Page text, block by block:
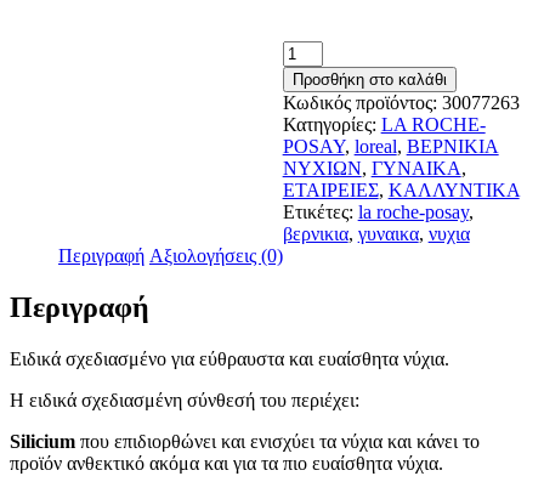
La
Roche
Posay
Toleriane
Silicium
Nail
Polish
02
Rose
6ml
ποσότητα
Προσθήκη στο καλάθι
Κωδικός προϊόντος: 30077263
Κατηγορίες: LA ROCHE-
POSAY, loreal, ΒΕΡΝΙΚΙΑ
ΝΥΧΙΩΝ, ΓΥΝΑΙΚΑ,
ΕΤΑΙΡΕΙΕΣ, ΚΑΛΛΥΝΤΙΚΑ
Ετικέτες: la roche-posay,
βερνικια, γυναικα, νυχια
Περιγραφή Αξιολογήσεις (0)
Περιγραφή
Ειδικά σχεδιασμένο για εύθραυστα και ευαίσθητα νύχια.
Η ειδικά σχεδιασμένη σύνθεσή του περιέχει:
Silicium που επιδιορθώνει και ενισχύει τα νύχια και κάνει το
προϊόν ανθεκτικό ακόμα και για τα πιο ευαίσθητα νύχια.